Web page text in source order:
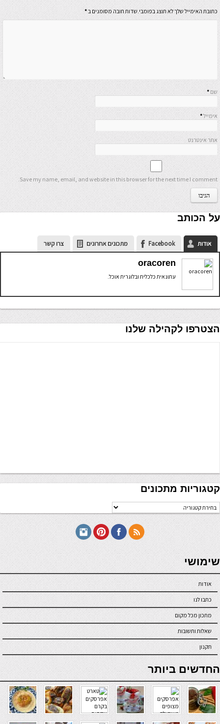
כתובת האימייל שלך לא תוצג בפומבי.שדות חובה מסומנים ב*
שם *
אימייל*
אתר אינטרנט
Save my name, email, and website in this browser for the next time I comment.
על הכותב
אודות Facebook מתכונים אחרונים צרו קשר
oracoren
עתונאית כלכלית ובלוגרית אוכל.
הצטרפו לקהילה שלנו
קטגוריות מתכונים
קטגוריות
מתכונים
seriöse online casinos österreich
שימושי
אודות
כתבו לנו
מתכון מכל מקום
שאלות ותשובות
תקנון
online casino
החדשים ביותר